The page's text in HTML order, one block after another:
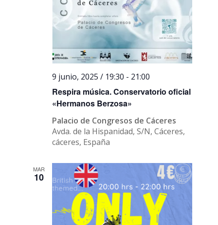
Respira música. Conservatorio oficial
«Hermanos Berzosa»
9 junio, 2025 / 19:30 - 21:00
Palacio de Congresos de Cáceres
Avda. de la Hispanidad, S/N, Cáceres,
cáceres, España
MAR
10